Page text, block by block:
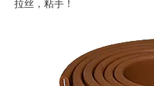
拉丝，粘手！